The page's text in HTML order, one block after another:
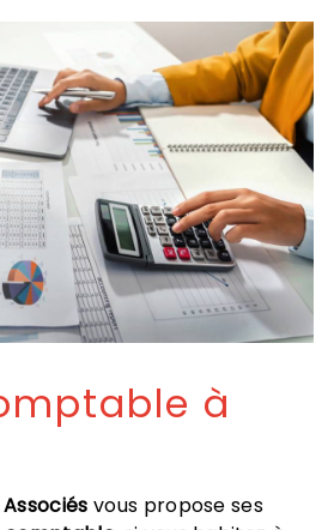
à
Associés vous propose ses